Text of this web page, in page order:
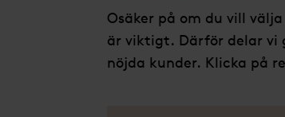
Osäker på om du vill
är viktigt. Därför delar vi
nöjda kunder. Klicka på